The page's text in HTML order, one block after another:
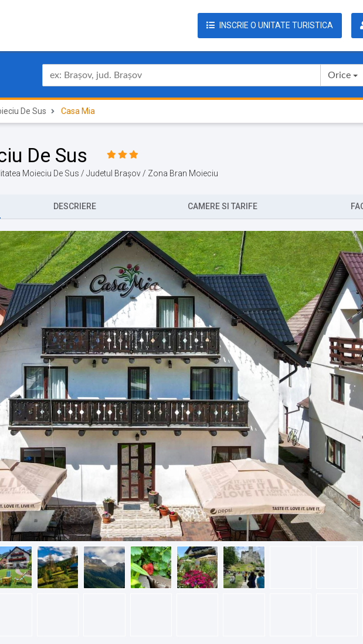
INSCRIE O UNITATE TURISTICA
Orice
De Sus Casa Mia
De Sus
Moieciu De Sus / Judetul Brașov / Zona Bran Moieciu
DESCRIERE CAMERE SI TARIFE